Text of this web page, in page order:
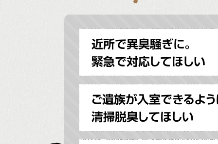
近所で異臭騒ぎに。
緊急で対応してほしい
ご遺族が入室できるよ
清掃脱臭してほしい